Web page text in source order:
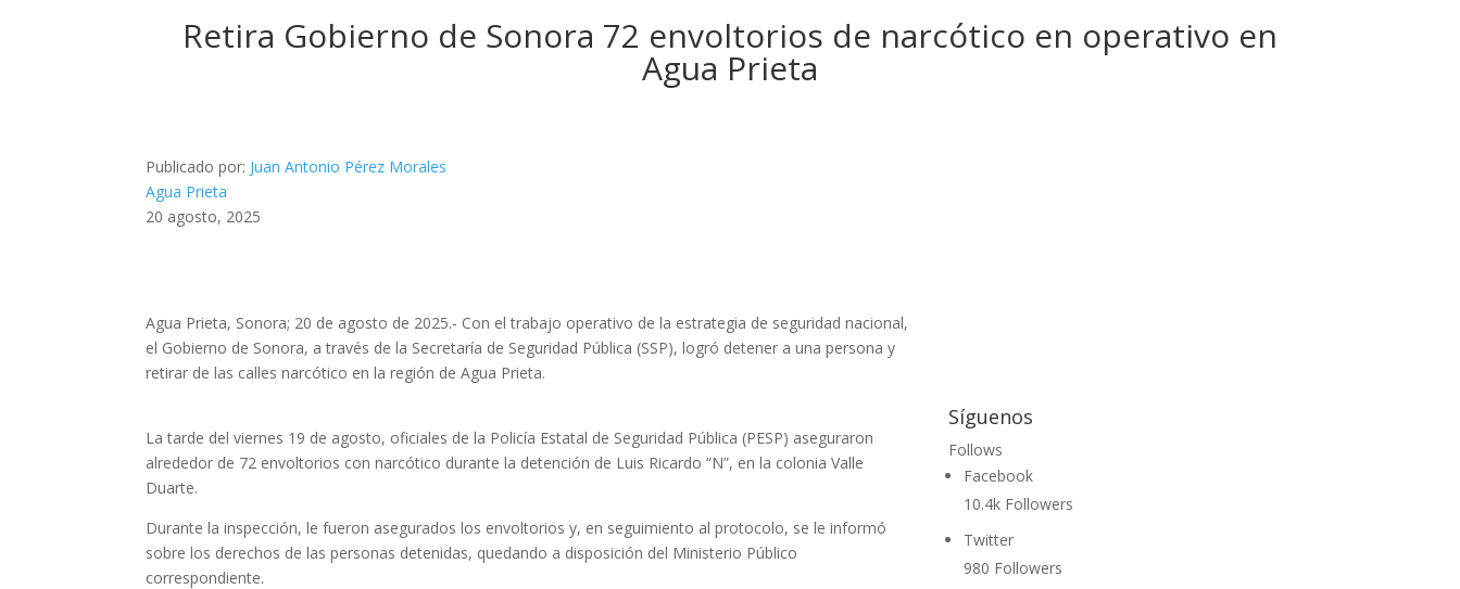
Retira Gobierno de Sonora 72 envoltorios de narcótico en operativo en
Agua Prieta
Publicado por: Juan Antonio Pérez Morales
Agua Prieta
20 agosto, 2025
Agua Prieta, Sonora; 20 de agosto de 2025.- Con el trabajo operativo de la estrategia de seguridad nacional,
el Gobierno de Sonora, a través de la Secretaría de Seguridad Pública (SSP), logró detener a una persona y
retirar de las calles narcótico en la región de Agua Prieta.
La tarde del viernes 19 de agosto, oficiales de la Policía Estatal de Seguridad Pública (PESP) aseguraron
alrededor de 72 envoltorios con narcótico durante la detención de Luis Ricardo “N”, en la colonia Valle
Duarte.
Durante la inspección, le fueron asegurados los envoltorios y, en seguimiento al protocolo, se le informó
sobre los derechos de las personas detenidas, quedando a disposición del Ministerio Público
correspondiente.
Síguenos
Follows
Facebook
10.4k Followers
Twitter
980 Followers